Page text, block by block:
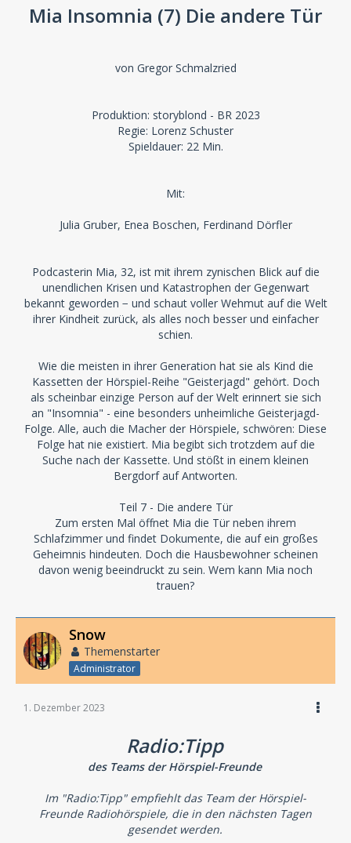
Mia Insomnia (7) Die andere Tür
von Gregor Schmalzried
Produktion: storyblond - BR 2023
Regie: Lorenz Schuster
Spieldauer: 22 Min.
Mit:
Julia Gruber, Enea Boschen, Ferdinand Dörfler
Podcasterin Mia, 32, ist mit ihrem zynischen Blick auf die
unendlichen Krisen und Katastrophen der Gegenwart
bekannt geworden − und schaut voller Wehmut auf die Welt
ihrer Kindheit zurück, als alles noch besser und einfacher
schien.
Wie die meisten in ihrer Generation hat sie als Kind die
Kassetten der Hörspiel-Reihe "Geisterjagd" gehört. Doch
als scheinbar einzige Person auf der Welt erinnert sie sich
an "Insomnia" - eine besonders unheimliche Geisterjagd-
Folge. Alle, auch die Macher der Hörspiele, schwören: Diese
Folge hat nie existiert. Mia begibt sich trotzdem auf die
Suche nach der Kassette. Und stößt in einem kleinen
Bergdorf auf Antworten.
Teil 7 - Die andere Tür
Zum ersten Mal öffnet Mia die Tür neben ihrem
Schlafzimmer und findet Dokumente, die auf ein großes
Geheimnis hindeuten. Doch die Hausbewohner scheinen
davon wenig beeindruckt zu sein. Wem kann Mia noch
trauen?
Snow
Themenstarter
Administrator
1. Dezember 2023
Radio:Tipp
des Teams der Hörspiel-Freunde
Im "Radio:Tipp" empfiehlt das Team der Hörspiel-
Freunde Radiohörspiele, die in den nächsten Tagen
gesendet werden.